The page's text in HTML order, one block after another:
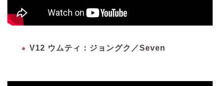
V12 ウムティ：ジョングク／Seven